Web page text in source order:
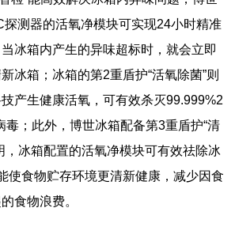
探测器的活氧净模块可实现24小时精准
冰箱内产生的异味超标时，就会立即
冰箱；冰箱的第2重盾护“活氧除菌”则
产生健康活氧，可有效杀灭99.999%2
毒；此外，博世冰箱配备第3重盾护“清
，冰箱配置的活氧净模块可有效祛除冰
使食物贮存环境更清新健康，减少因食
食物浪费。